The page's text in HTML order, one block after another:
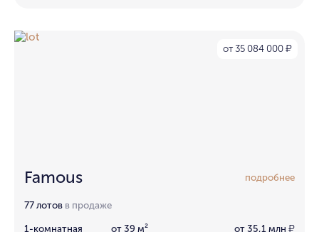
от 35 084 000 ₽
Famous подробнее
77 лотов в продаже
1-комнатная от 39 м² от 35,1 млн ₽